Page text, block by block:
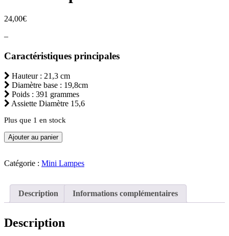
24,00€
–
Caractéristiques principales
Hauteur : 21,3 cm
Diamètre base : 19,8cm
Poids : 391 grammes
Assiette Diamètre 15,6
Plus que 1 en stock
quantité
de
lampe
Ajouter au panier
Catégorie : Mini Lampes
Description Informations complémentaires
Description